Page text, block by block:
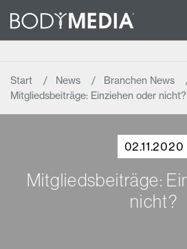
Start News
Branchen News
Mitgliedsbeiträge: Einziehen oder nicht?
02.11.2020
Mitgliedsbeiträge:
nicht?